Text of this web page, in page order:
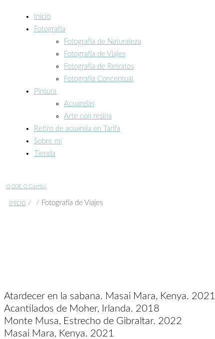
Inicio
Fotografía
Fotografía de Naturaleza
Fotografía de Viajes
Fotografía de Retratos
Fotografía Conceptual
Pintura
Acuarelas
Arte con resina
Retiro de acuarela en Tarifa
Sobre mí
Tienda
0,00€ 0 Carrito
Inicio Fotografía de Viajes
Atardecer en la sabana. Masai Mara, Kenya. 2021
Acantilados de Moher, Irlanda. 2018
Monte Musa, Estrecho de Gibraltar. 2022
Masai Mara, Kenya. 2021